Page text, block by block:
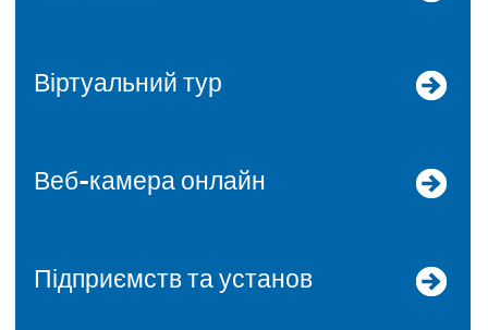
Віртуальний тур
Веб-камера онлайн
Підприємств та установ